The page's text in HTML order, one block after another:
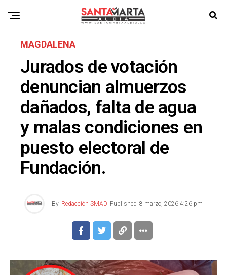
MAGDALENA
Jurados de votación
denuncian almuerzos
dañados, falta de agua
y malas condiciones en
puesto electoral de
Fundación.
By Redacción SMAD Published 8 marzo, 2026 4:26 pm